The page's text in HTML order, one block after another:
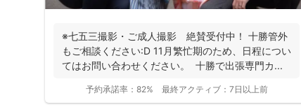
※七五三撮影・ご成人撮影 絶賛受付中！ 十勝管外
もご相談ください:D 11月繁忙期のため、日程につい
てはお問い合わせください。 十勝で出張専門カ...
予約承諾率： 82% 最終アクティブ： 7日以上前